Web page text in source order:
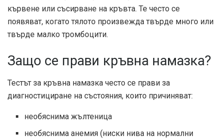
кървене или съсирване на кръвта. Те често се
появяват, когато тялото произвежда твърде много или
твърде малко тромбоцити.
Защо се прави кръвна намазка?
Тестът за кръвна намазка често се прави за
диагностициране на състояния, които причиняват:
необяснима жълтеница
необяснима анемия (ниски нива на нормални